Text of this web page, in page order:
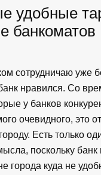
удобные
банкоматов
сотрудничаю уже
нравился. Со
у банков
очевидного, это
Есть только
поскольку банк
города куда не